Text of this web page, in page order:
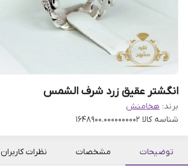
انگشتر عقیق زرد شرف الشمس
برند: هخامنش
شناسه کالا 1648900.0000000002
توضیحات مشخصات نظرات کاربران